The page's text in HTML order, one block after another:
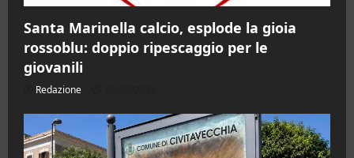
Santa Marinella calcio, esplode la gioia
rossoblu: doppio ripescaggio per le
giovanili
Redazione